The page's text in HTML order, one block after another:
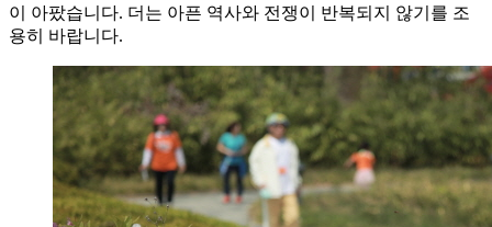
이 아팠습니다. 더는 아픈 역사와 전쟁이 반복되지 않기를 조
용히 바랍니다.